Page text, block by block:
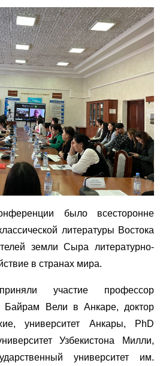
было всесторонне
литературы Востока
земли Сыра литературно-
в странах мира.
участие профессор
Байрам Вели в Анкаре, доктор
университет Анкары, PhD
Узбекистона Милли,
университет им.